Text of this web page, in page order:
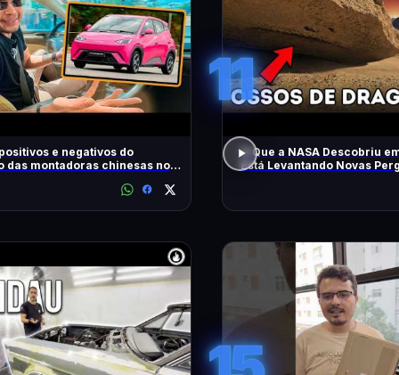
e negativos do
das montadoras chinesas no
11
O Que a NASA Descobriu
Está Levantando Novas